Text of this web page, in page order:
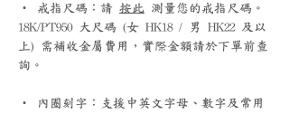
‧ 戒指尺碼：請 按此 測量您的戒指尺碼。
18K/PT950 大尺碼 (女 HK18 / 男 HK22 及以
上) 需補收金屬費用，實際金額請於下單前查
詢。
‧ 內圈刻字：支援中英文字母、數字及常用